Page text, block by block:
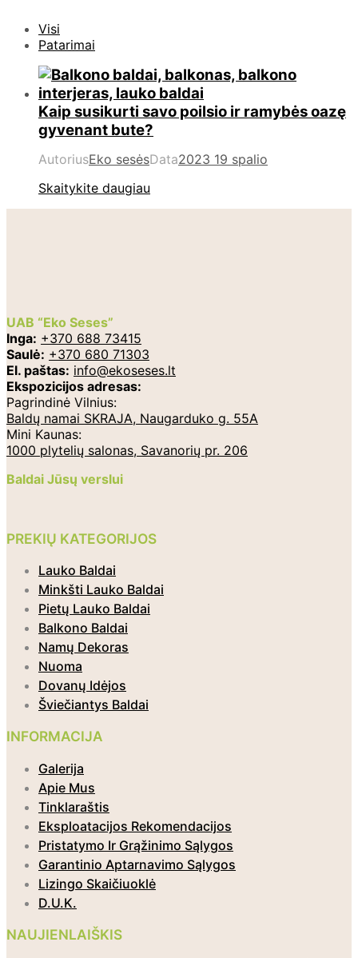
Visi
Patarimai
Kaip susikurti savo poilsio ir ramybės oazę
gyvenant bute?
AutoriusEko sesėsData2023 19 spalio
Skaitykite daugiau
UAB “Eko Seses”
Inga: +370 688 73415
Saulė: +370 680 71303
El. paštas: info@ekoseses.lt
Ekspozicijos adresas:
Pagrindinė Vilnius:
Baldų namai SKRAJA, Naugarduko g. 55A
Mini Kaunas:
1000 plytelių salonas, Savanorių pr. 206
Baldai Jūsų verslui
PREKIŲ KATEGORIJOS
Lauko Baldai
Minkšti Lauko Baldai
Pietų Lauko Baldai
Balkono Baldai
Namų Dekoras
Nuoma
Dovanų Idėjos
Šviečiantys Baldai
INFORMACIJA
Galerija
Apie Mus
Tinklaraštis
Eksploatacijos Rekomendacijos
Pristatymo Ir Grąžinimo Sąlygos
Garantinio Aptarnavimo Sąlygos
Lizingo Skaičiuoklė
D.U.K.
NAUJIENLAIŠKIS